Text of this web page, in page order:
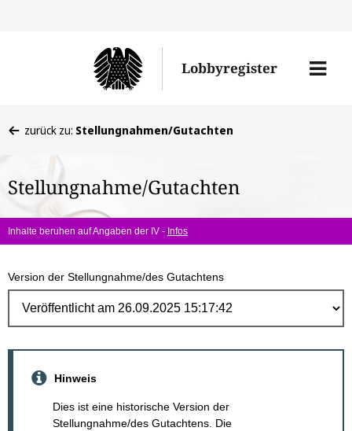
Lobbyregister
Menü
befinden
hier:
zurück zu: Stellungnahmen/Gutachten
Stellungnahme/Gutachten
Inhalte beruhen auf Angaben der IV - Infos
Version der Stellungnahme/des Gutachtens
Hinweis
Dies ist eine historische Version der
Stellungnahme/des Gutachtens. Die